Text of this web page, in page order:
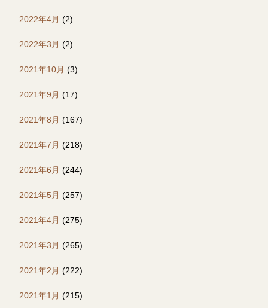
2022年4月 (2)
2022年3月 (2)
2021年10月 (3)
2021年9月 (17)
2021年8月 (167)
2021年7月 (218)
2021年6月 (244)
2021年5月 (257)
2021年4月 (275)
2021年3月 (265)
2021年2月 (222)
2021年1月 (215)